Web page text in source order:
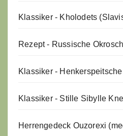
Klassiker - Kholodets
Rezept - Russische
Klassiker -
Klassiker - Stille Sibylle
Herrengedeck Ouzorexi